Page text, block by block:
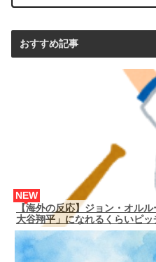
おすすめ記事
【海外の反応】ジョン・オル
大谷翔平」になれるくらいピ
NEW